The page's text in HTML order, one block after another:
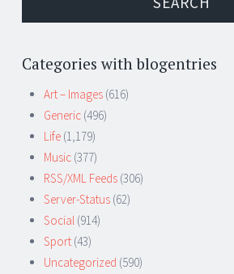
Categories with blogentries
Art – Images (616)
Generic (496)
Life (1,179)
Music (377)
RSS/XML Feeds (306)
Server-Status (62)
Social (914)
Sport (43)
Uncategorized (590)